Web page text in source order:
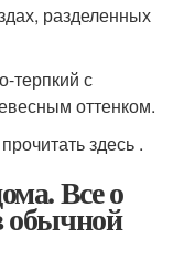
разделенных
терпкий с
оттенком.
здесь .
Все о
обычной